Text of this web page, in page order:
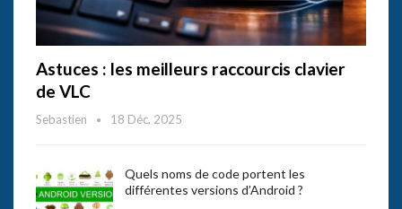
Astuces : les meilleurs raccourcis clavier
de VLC
Sebastien 18 Déc, 2025
Quels noms de code portent les
différentes versions d’Android ?